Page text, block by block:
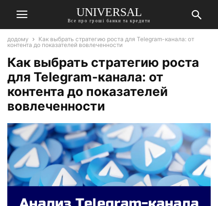
UNIVERSAL
Все про гроші банки та кредити
додому
Как выбрать стратегию роста для Telegram-канала: от
контента до показателей вовлеченности
Как выбрать стратегию роста
для Telegram-канала: от
контента до показателей
вовлеченности